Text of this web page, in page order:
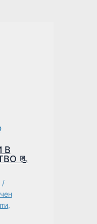
В
📃
/
,